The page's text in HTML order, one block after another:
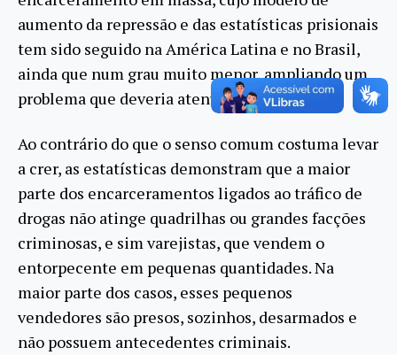
aumento da repressão e das estatísticas prisionais
tem sido seguido na América Latina e no Brasil,
ainda que num grau muito menor, ampliando um
problema que deveria atenuar.
Ao contrário do que o senso comum costuma levar
a crer, as estatísticas demonstram que a maior
parte dos encarceramentos ligados ao tráfico de
drogas não atinge quadrilhas ou grandes facções
criminosas, e sim varejistas, que vendem o
entorpecente em pequenas quantidades. Na
maior parte dos casos, esses pequenos
vendedores são presos, sozinhos, desarmados e
não possuem antecedentes criminais.